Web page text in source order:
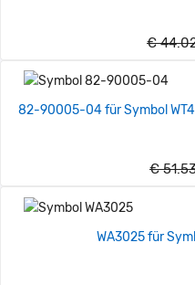
€
82-90005-04 für Symbol
€
WA3025 für